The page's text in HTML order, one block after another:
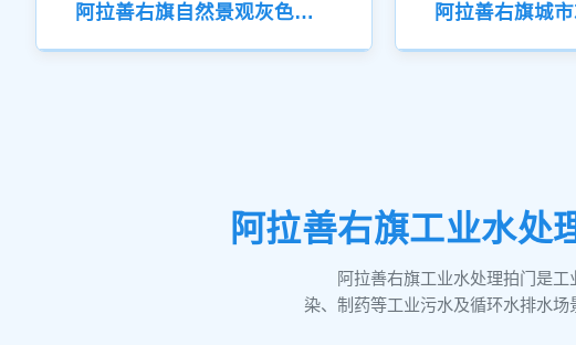
阿拉善右旗自然景观灰色液压钢坝
阿拉善右旗工业水处
阿拉善右旗工业水处理拍门是
染、制药等工业污水及循环水排水